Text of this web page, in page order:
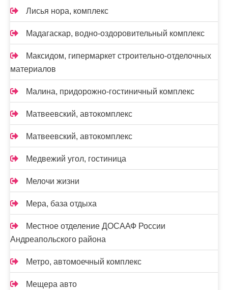
Лисья нора, комплекс
Мадагаскар, водно-оздоровительный комплекс
Максидом, гипермаркет строительно-отделочных
материалов
Малина, придорожно-гостиничный комплекс
Матвеевский, автокомплекс
Матвеевский, автокомплекс
Медвежий угол, гостиница
Мелочи жизни
Мера, база отдыха
Местное отделение ДОСААФ России
Андреапольского района
Метро, автомоечный комплекс
Мещера авто